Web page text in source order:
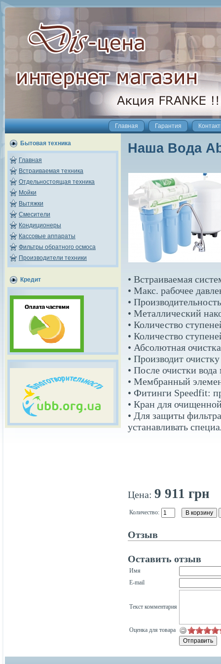
Главная Гарантия
Бытовая техника
Главная
Встраиваемая техника
Отдельностоящая техника
Мойки
Вытяжки
Смесители
Кондиционеры
Кассовые аппараты
Фильтры обратного осмоса
Производители техники
Кредит
Наша Вода
• Встраиваемая
• Макс. рабочее
•
• Металлический
• Количество
• Количество
• Абсолютная
• Производит
• После очистки
• Мембранный
• Фитинги Speedfit:
• Кран для
• Для защиты
устанавливать
Цена: 9 911 грн
Количество:
Отзыв
Оставить отзыв
Имя
E-mail
Текст комментария
Оценка для товара